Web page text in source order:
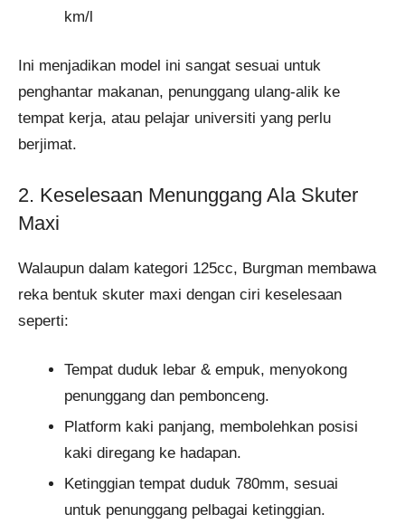
km/l
Ini menjadikan model ini sangat sesuai untuk
penghantar makanan, penunggang ulang-alik ke
tempat kerja, atau pelajar universiti yang perlu
berjimat.
2. Keselesaan Menunggang Ala Skuter
Maxi
Walaupun dalam kategori 125cc, Burgman membawa
reka bentuk skuter maxi dengan ciri keselesaan
seperti:
Tempat duduk lebar & empuk, menyokong
penunggang dan pembonceng.
Platform kaki panjang, membolehkan posisi
kaki diregang ke hadapan.
Ketinggian tempat duduk 780mm, sesuai
untuk penunggang pelbagai ketinggian.